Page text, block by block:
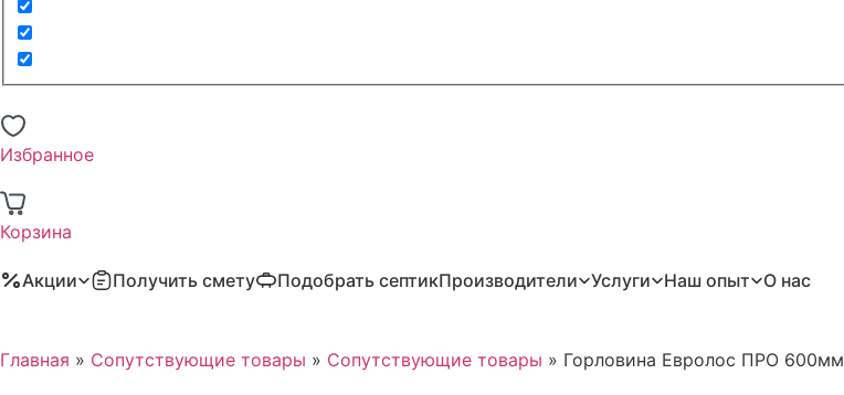
Избранное
Корзина
Акции Получить смету Подобрать септикПроизводители Услуги Наш опыт О нас
Главная » Сопутствующие товары » Сопутствующие товары » Горловина Евролос ПРО 600мм